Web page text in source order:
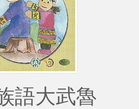
語大武魯